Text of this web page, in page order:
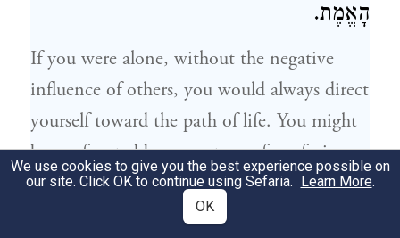
הָאֱמֶת.
If you were alone, without the negative
influence of others, you would always direct
yourself toward the path of life. You might
be confronted by every type of confusion,
worry and frustration – but still, you would
eventually end up on the right path. Even if
We use cookies to give you the best experience possible on
our site. Click OK to continue using Sefaria. Learn More.
OK